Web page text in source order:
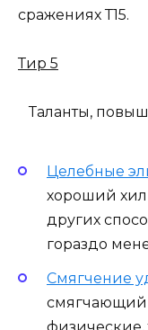
сражениях Т15.
Тир 5
Таланты,
Целебные
хороший хил
других
гораздо
Смягчение
смягчающий